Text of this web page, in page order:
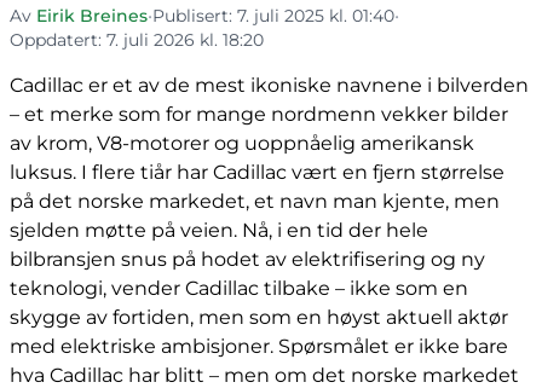
Av Eirik Breines•Publisert: 7. juli 2025 kl. 01:40•
Oppdatert: 7. juli 2026 kl. 18:20
Cadillac er et av de mest ikoniske navnene i bilverden
– et merke som for mange nordmenn vekker bilder
av krom, V8-motorer og uoppnåelig amerikansk
luksus. I flere tiår har Cadillac vært en fjern størrelse
på det norske markedet, et navn man kjente, men
sjelden møtte på veien. Nå, i en tid der hele
bilbransjen snus på hodet av elektrifisering og ny
teknologi, vender Cadillac tilbake – ikke som en
skygge av fortiden, men som en høyst aktuell aktør
med elektriske ambisjoner. Spørsmålet er ikke bare
hva Cadillac har blitt – men om det norske markedet